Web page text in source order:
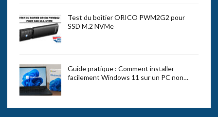
Test du boîtier ORICO PWM2G2 pour
SSD M.2 NVMe
Guide pratique : Comment installer
facilement Windows 11 sur un PC non…